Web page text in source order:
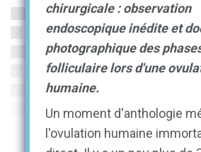
chirurgicale : observation
endoscopique inédite et
photographique des
folliculaire lors d'une
humaine.
Un moment d'anthologie
l'ovulation humaine